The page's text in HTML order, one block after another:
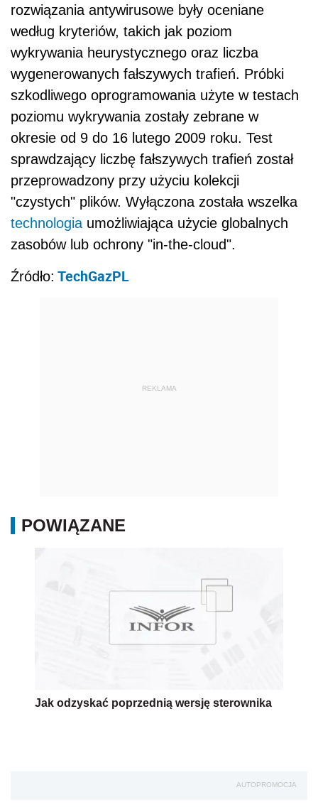
rozwiązania antywirusowe były oceniane
według kryteriów, takich jak poziom
wykrywania heurystycznego oraz liczba
wygenerowanych fałszywych trafień. Próbki
szkodliwego oprogramowania użyte w testach
poziomu wykrywania zostały zebrane w
okresie od 9 do 16 lutego 2009 roku. Test
sprawdzający liczbę fałszywych trafień został
przeprowadzony przy użyciu kolekcji
"czystych" plików. Wyłączona została wszelka
technologia umożliwiająca użycie globalnych
zasobów lub ochrony "in-the-cloud".
Źródło: TechGazPL
REKLAMA
POWIĄZANE
Jak odzyskać poprzednią wersję sterownika
AUTOPROMOCJA